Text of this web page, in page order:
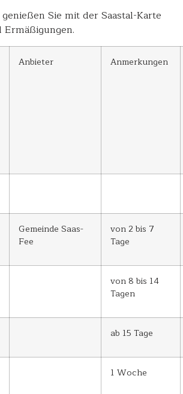
Sie mit der Saastal-Karte
Anbieter Anmerkungen
Gemeinde Saas-
Fee
von 2 bis 7
Tage
von 8 bis 14
Tagen
ab 15 Tage
1 Woche